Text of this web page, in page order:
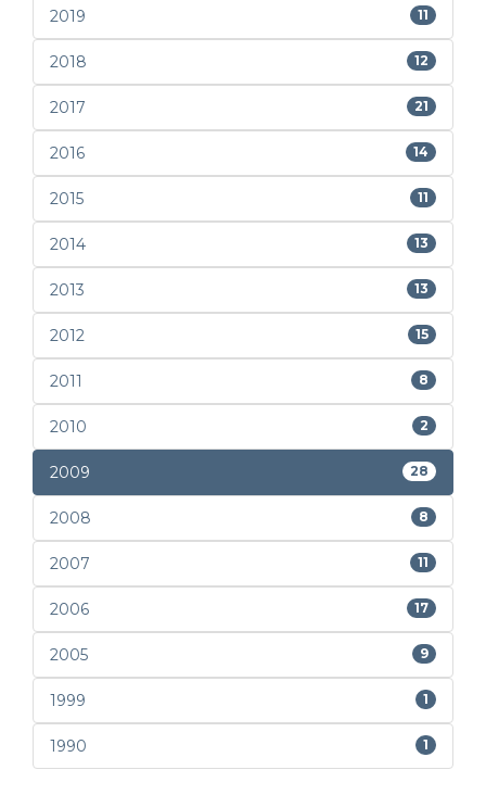
2019 11
2018 12
2017 21
2016 14
2015 11
2014 13
2013 13
2012 15
2011 8
2010 2
2009 28
2008 8
2007 11
2006 17
2005 9
1999 1
1990 1